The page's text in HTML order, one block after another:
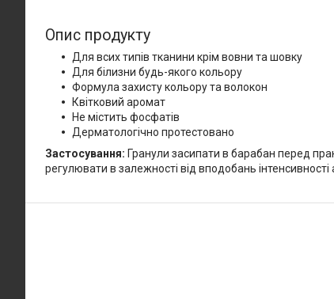
Опис продукту
Для всих типів тканини крім вовни та шовку
Для білизни будь-якого кольору
Формула захисту кольору та волокон
Квітковий аромат
Не містить фосфатів
Дерматологічно протестовано
Застосування: Гранули засипати в барабан перед
регулювати в залежності від вподобань